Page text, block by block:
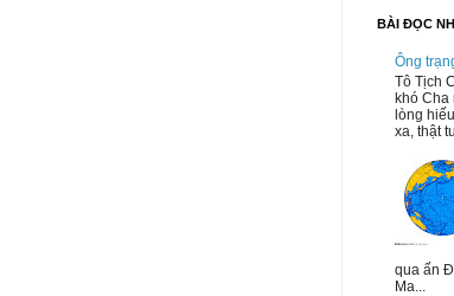
BÀI ĐỌC
Ông
Tô Tịch
khó Cha
lòng
xa, thật
qua ấn
Ma...